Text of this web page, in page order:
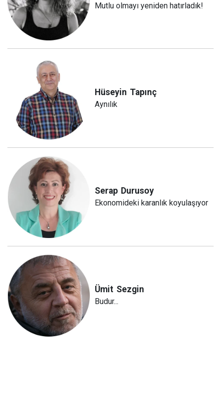
Mutlu olmayı yeniden hatırladık!
Hüseyin Tapınç
Aynılık
Serap Durusoy
Ekonomideki karanlık koyulaşıyor
Ümit Sezgin
Budur...